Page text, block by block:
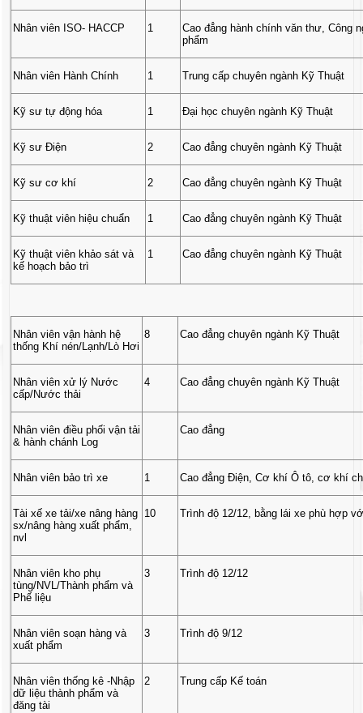
Nhân viên ISO- HACCP 1
Cao đẳng hành chính văn thư, Công
phẩm
Nhân viên Hành Chính 1 Trung cấp chuyên ngành Kỹ Thuật
Kỹ sư tự động hóa 1 Đại học chuyên ngành Kỹ Thuật
Kỹ sư Điện 2 Cao đẳng chuyên ngành Kỹ Thuật
Kỹ sư cơ khí 2 Cao đẳng chuyên ngành Kỹ Thuật
Kỹ thuật viên hiệu chuẩn 1 Cao đẳng chuyên ngành Kỹ Thuật
Kỹ thuật viên khảo sát và
kế hoạch bảo trì
1 Cao đẳng chuyên ngành Kỹ Thuật
Nhân viên vận hành hệ
thống Khí nén/Lạnh/Lò Hơi
8 Cao đẳng chuyên ngành Kỹ Thuật
Nhân viên xử lý Nước
cấp/Nước thải
4 Cao đẳng chuyên ngành Kỹ Thuật
Nhân viên điều phối vận tải
& hành chánh Log
Cao đẳng
Nhân viên bảo trì xe 1 Cao đẳng Điện, Cơ khí Ô tô, cơ khí
Tài xế xe tải/xe nâng hàng
sx/nâng hàng xuất phẩm,
nvl
10 Trình độ 12/12, bằng lái xe phù hợp
Nhân viên kho phụ
tùng/NVL/Thành phẩm và
Phế liệu
3 Trình độ 12/12
Nhân viên soạn hàng và
xuất phẩm
3 Trình độ 9/12
Nhân viên thống kê -Nhập
dữ liệu thành phẩm và
đăng tài
2 Trung cấp Kế toán